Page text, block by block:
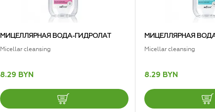
МИЦЕЛЛЯРНАЯ ВОДА-ГИДРОЛАТ
Micellar cleansing
8.29 BYN
МИЦЕЛЛЯРНАЯ
Micellar cleansing
8.29 BYN